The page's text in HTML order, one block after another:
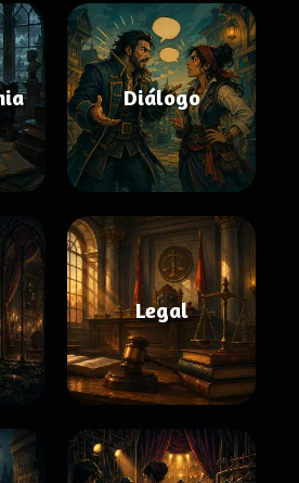
Diálogo
Legal